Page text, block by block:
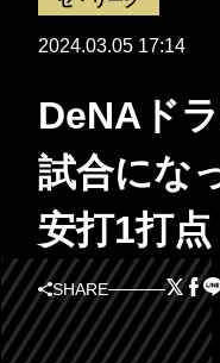
2024.03.05 17:14
DeNAド
試合にな
安打1打点
SHARE